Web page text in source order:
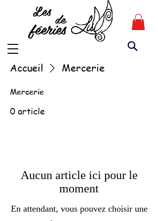
Les
féeries
de
Accueil Mercerie
Mercerie
0 article
Aucun article ici pour le
moment
En attendant, vous pouvez choisir une